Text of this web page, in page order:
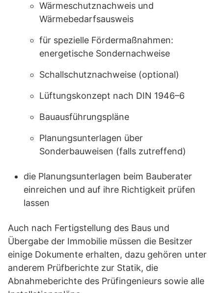
Wärmeschutznachweis und
Wärmebedarfsausweis
für spezielle Fördermaßnahmen:
energetische Sondernachweise
Schallschutznachweise (optional)
Lüftungskonzept nach DIN 1946–6
Bauausführungspläne
Planungsunterlagen über
Sonderbauweisen (falls zutreffend)
die Planungsunterlagen beim Bauberater
einreichen und auf ihre Richtigkeit prüfen
lassen
Auch nach Fertigstellung des Baus und
Übergabe der Immobilie müssen die Besitzer
einige Dokumente erhalten, dazu gehören unter
anderem Prüfberichte zur Statik, die
Abnahmeberichte des Prüfingenieurs sowie alle